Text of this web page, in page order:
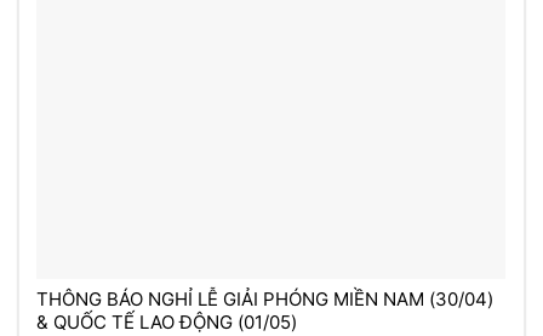
THÔNG BÁO NGHỈ LỄ GIẢI PHÓNG MIỀN NAM (30/04)
& QUỐC TẾ LAO ĐỘNG (01/05)